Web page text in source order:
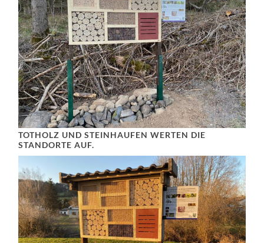
TOTHOLZ UND STEINHAUFEN WERTEN DIE
STANDORTE AUF.